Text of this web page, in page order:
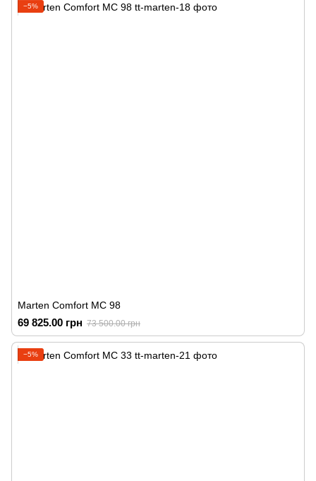
−5%
Marten Comfort MC 98
69 825.00 грн 73 500.00 грн
−5%